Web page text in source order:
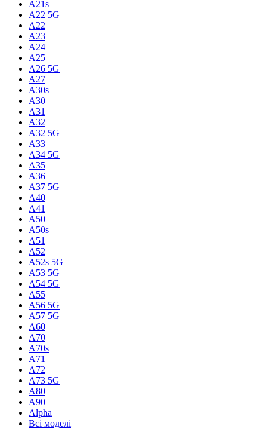
A21s
A22 5G
A22
A23
A24
A25
A26 5G
A27
A30s
A30
A31
A32
A32 5G
A33
A34 5G
A35
A36
A37 5G
A40
A41
A50
A50s
A51
A52
A52s 5G
A53 5G
A54 5G
A55
A56 5G
A57 5G
A60
A70
A70s
A71
A72
A73 5G
A80
A90
Alpha
Всі моделі